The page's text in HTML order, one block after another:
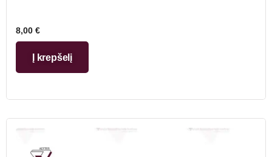
8,00 €
Į krepšelį